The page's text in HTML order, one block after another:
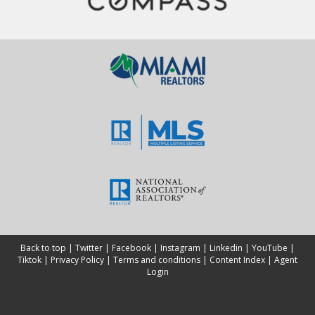
Back to top | Twitter | Facebook | Instagram | Linkedin | YouTube |
Tiktok | Privacy Policy | Terms and conditions | Content Index | Agent
Login